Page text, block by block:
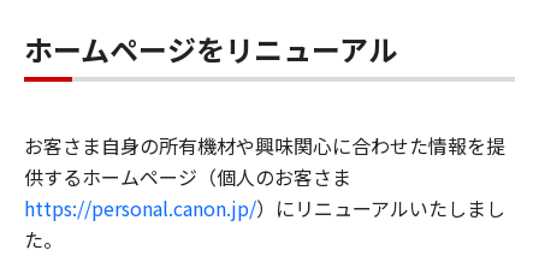
ホームページをリニューアル
お客さま自身の所有機材や興味関心に合わせた情報を提
供するホームページ（個人のお客さま
https://personal.canon.jp/）にリニューアルいたしまし
た。